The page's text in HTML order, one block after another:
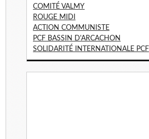
COMITÉ VALMY
ROUGE MIDI
ACTION COMMUNISTE
PCF BASSIN D'ARCACHON
SOLIDARITÉ INTERNATIONALE PCF